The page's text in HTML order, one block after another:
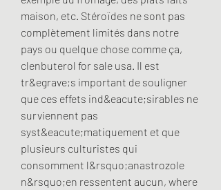
maison, etc. Stéroïdes ne sont pas
complètement limités dans notre
pays ou quelque chose comme ça,
clenbuterol for sale usa. Il est
tr&egrave;s important de souligner
que ces effets ind&eacute;sirables ne
surviennent pas
syst&eacute;matiquement et que
plusieurs culturistes qui
consomment l&rsquo;anastrozole
n&rsquo;en ressentent aucun, where